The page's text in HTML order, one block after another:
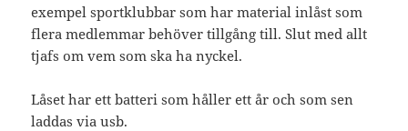
exempel sportklubbar som har material inlåst som
flera medlemmar behöver tillgång till. Slut med allt
tjafs om vem som ska ha nyckel.
Låset har ett batteri som håller ett år och som sen
laddas via usb.